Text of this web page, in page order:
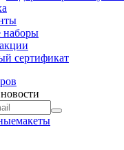
сертификат
макеты